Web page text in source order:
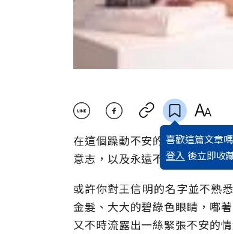
喜歡這篇文章
登入 後立即收
在這個躁動不安的時代，人們
意志，以及永遠不要忘記自己
或許你對王信明的名字並不熟
金髮、大大的碧綠色眼睛，嘟
又不時流露出一絲緊張不安的